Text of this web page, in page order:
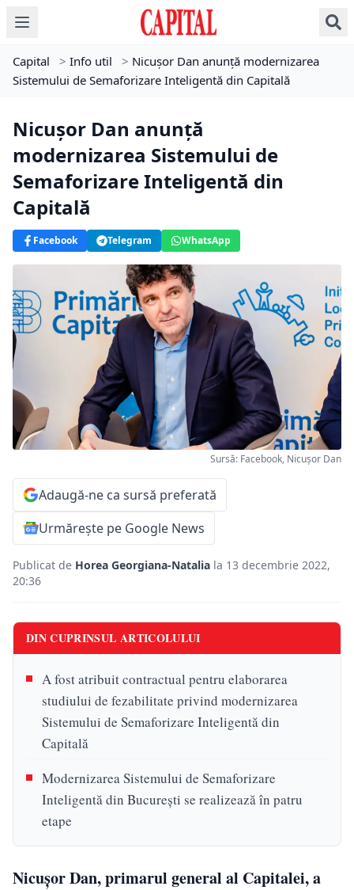
Capital > Info util > Nicușor Dan anunță modernizarea
Sistemului de Semaforizare Inteligentă din Capitală
Nicușor Dan anunță
modernizarea Sistemului de
Semaforizare Inteligentă din
Capitală
Facebook Telegram WhatsApp
Sursă: Facebook, Nicușor Dan
Adaugă-ne ca sursă preferată
Urmărește pe Google News
Publicat de Horea Georgiana-Natalia la 13 decembrie 2022,
20:36
DIN CUPRINSUL ARTICOLULUI
A fost atribuit contractual pentru elaborarea
studiului de fezabilitate privind modernizarea
Sistemului de Semaforizare Inteligentă din
Capitală
Modernizarea Sistemului de Semaforizare
Inteligentă din București se realizează în patru
etape
Nicușor Dan, primarul general al Capitalei, a